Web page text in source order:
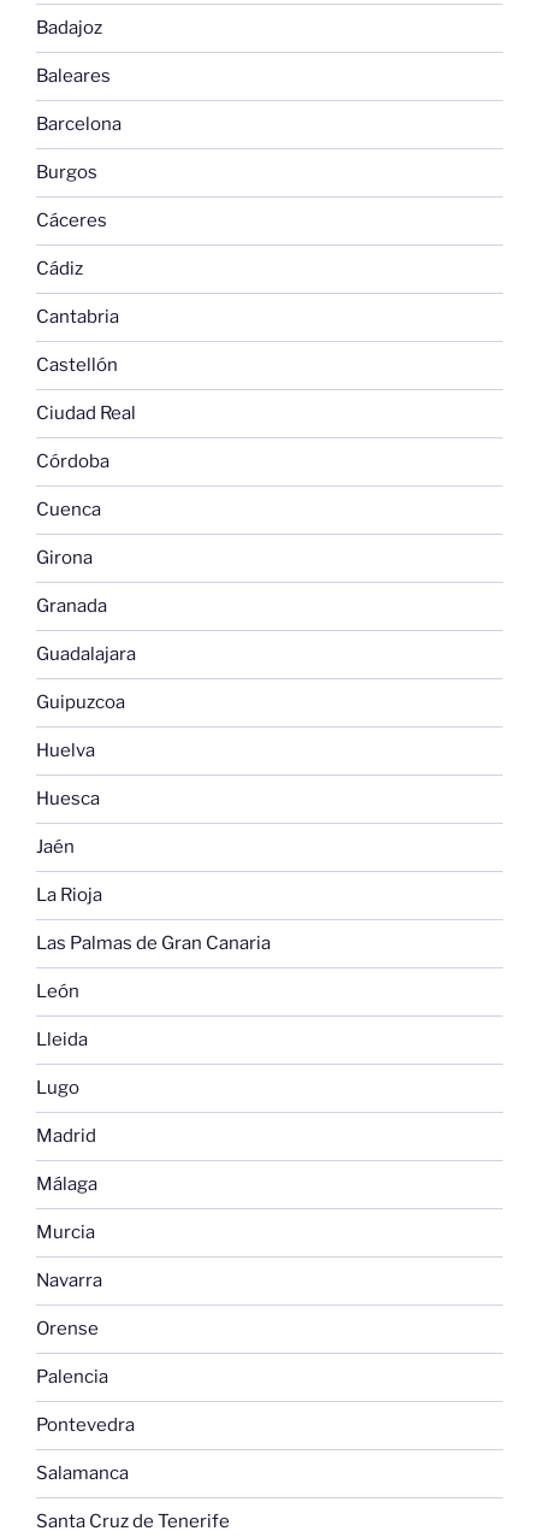
Badajoz
Baleares
Barcelona
Burgos
Cáceres
Cádiz
Cantabria
Castellón
Ciudad Real
Córdoba
Cuenca
Girona
Granada
Guadalajara
Guipuzcoa
Huelva
Huesca
Jaén
La Rioja
Las Palmas de Gran Canaria
León
Lleida
Lugo
Madrid
Málaga
Murcia
Navarra
Orense
Palencia
Pontevedra
Salamanca
Santa Cruz de Tenerife